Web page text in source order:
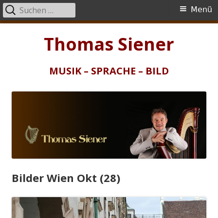
Thomas Siener
MUSIK – SPRACHE – BILD
Primäres
Menü
Suchen
nach:
Bilder Wien Okt (28)